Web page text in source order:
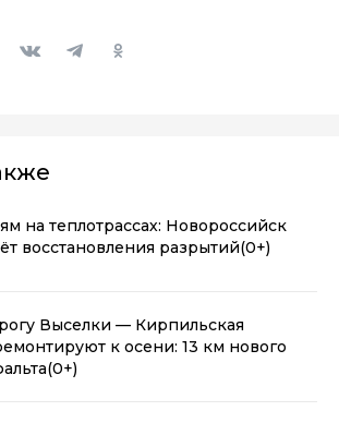
на теплотрассах: Новороссийск
восстановления разрытий(0+)
Выселки — Кирпильская
к осени: 13 км нового
(0+)